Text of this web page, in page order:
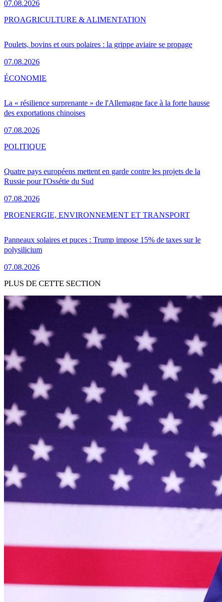
07.08.2026
Poulets, bovins et ours polaires : la grippe aviaire se propage
07.08.2026
PROAGRICULTURE & ALIMENTATION
La « résilience surprenante » de l'Allemagne face à la forte hausse
des exportations chinoises
07.08.2026
ÉCONOMIE
Quatre pays européens mettent en garde contre les projets de la
Russie pour l'Ossétie du Sud
07.08.2026
POLITIQUE
Panneaux solaires et puces : Trump impose 15% de taxes sur le
polysilicium
07.08.2026
PROENERGIE, ENVIRONNEMENT ET TRANSPORT
PLUS DE CETTE SECTION